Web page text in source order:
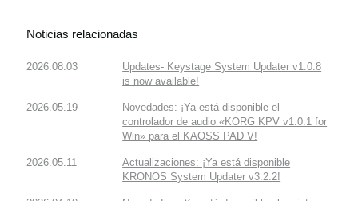
Noticias relacionadas
2026.08.03
Updates- Keystage System Updater v1.0.8
is now available!
2026.05.19
Novedades: ¡Ya está disponible el
controlador de audio «KORG KPV v1.0.1 for
Win» para el KAOSS PAD V!
2026.05.11
Actualizaciones: ¡Ya está disponible
KRONOS System Updater v3.2.2!